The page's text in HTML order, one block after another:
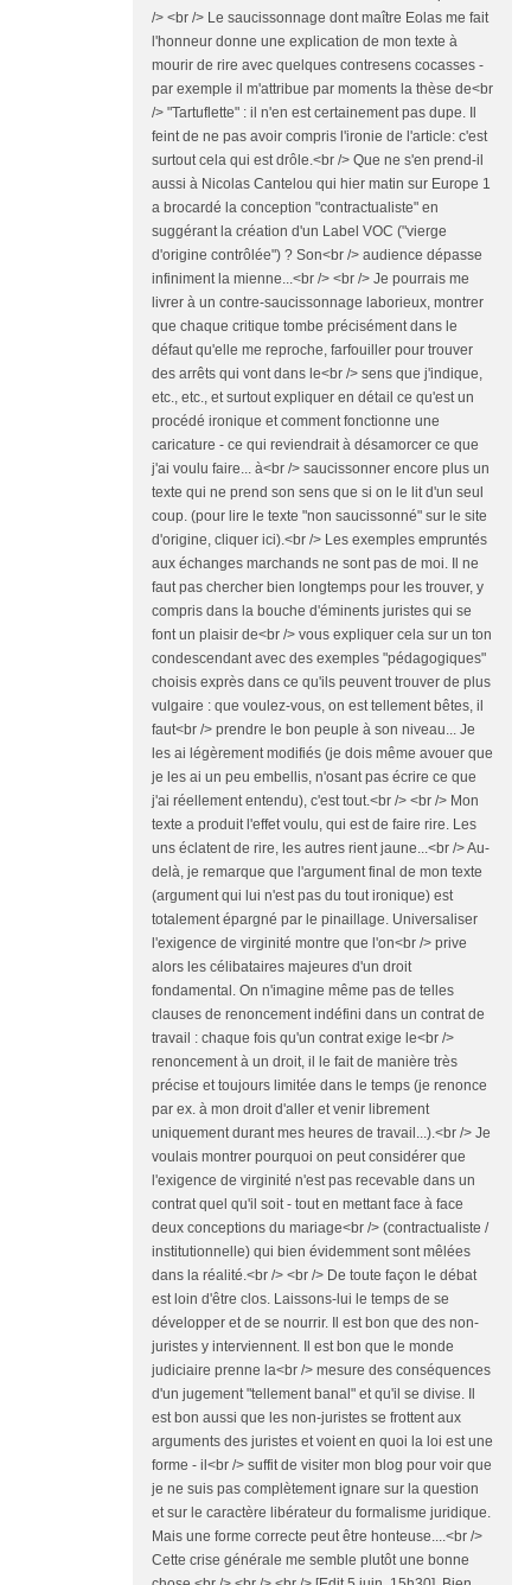
/> <br /> Le saucissonnage dont maître Eolas me fait
l'honneur donne une explication de mon texte à
mourir de rire avec quelques contresens cocasses -
par exemple il m'attribue par moments la thèse de<br
/> "Tartuflette" : il n'en est certainement pas dupe. Il
feint de ne pas avoir compris l'ironie de l'article: c'est
surtout cela qui est drôle.<br /> Que ne s'en prend-il
aussi à Nicolas Cantelou qui hier matin sur Europe 1
a brocardé la conception "contractualiste" en
suggérant la création d'un Label VOC ("vierge
d'origine contrôlée") ? Son<br /> audience dépasse
infiniment la mienne...<br /> <br /> Je pourrais me
livrer à un contre-saucissonnage laborieux, montrer
que chaque critique tombe précisément dans le
défaut qu'elle me reproche, farfouiller pour trouver
des arrêts qui vont dans le<br /> sens que j'indique,
etc., etc., et surtout expliquer en détail ce qu'est un
procédé ironique et comment fonctionne une
caricature - ce qui reviendrait à désamorcer ce que
j'ai voulu faire... à<br /> saucissonner encore plus un
texte qui ne prend son sens que si on le lit d'un seul
coup. (pour lire le texte "non saucissonné" sur le site
d'origine, cliquer ici).<br /> Les exemples empruntés
aux échanges marchands ne sont pas de moi. Il ne
faut pas chercher bien longtemps pour les trouver, y
compris dans la bouche d'éminents juristes qui se
font un plaisir de<br /> vous expliquer cela sur un ton
condescendant avec des exemples "pédagogiques"
choisis exprès dans ce qu'ils peuvent trouver de plus
vulgaire : que voulez-vous, on est tellement bêtes, il
faut<br /> prendre le bon peuple à son niveau... Je
les ai légèrement modifiés (je dois même avouer que
je les ai un peu embellis, n'osant pas écrire ce que
j'ai réellement entendu), c'est tout.<br /> <br /> Mon
texte a produit l'effet voulu, qui est de faire rire. Les
uns éclatent de rire, les autres rient jaune...<br /> Au-
delà, je remarque que l'argument final de mon texte
(argument qui lui n'est pas du tout ironique) est
totalement épargné par le pinaillage. Universaliser
l'exigence de virginité montre que l'on<br /> prive
alors les célibataires majeures d'un droit
fondamental. On n'imagine même pas de telles
clauses de renoncement indéfini dans un contrat de
travail : chaque fois qu'un contrat exige le<br />
renoncement à un droit, il le fait de manière très
précise et toujours limitée dans le temps (je renonce
par ex. à mon droit d'aller et venir librement
uniquement durant mes heures de travail...).<br /> Je
voulais montrer pourquoi on peut considérer que
l'exigence de virginité n'est pas recevable dans un
contrat quel qu'il soit - tout en mettant face à face
deux conceptions du mariage<br /> (contractualiste /
institutionnelle) qui bien évidemment sont mêlées
dans la réalité.<br /> <br /> De toute façon le débat
est loin d'être clos. Laissons-lui le temps de se
développer et de se nourrir. Il est bon que des non-
juristes y interviennent. Il est bon que le monde
judiciaire prenne la<br /> mesure des conséquences
d'un jugement "tellement banal" et qu'il se divise. Il
est bon aussi que les non-juristes se frottent aux
arguments des juristes et voient en quoi la loi est une
forme - il<br /> suffit de visiter mon blog pour voir que
je ne suis pas complètement ignare sur la question
et sur le caractère libérateur du formalisme juridique.
Mais une forme correcte peut être honteuse....<br />
Cette crise générale me semble plutôt une bonne